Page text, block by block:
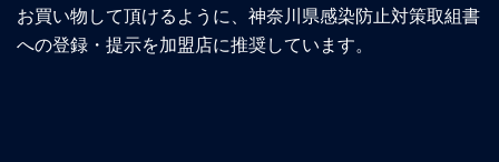
お買い物して頂けるように、神奈川県感染防止対策取組書
への登録・提示を加盟店に推奨しています。